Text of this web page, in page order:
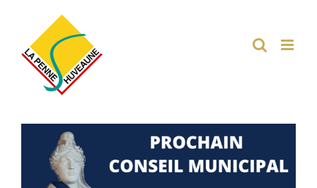
agrandie